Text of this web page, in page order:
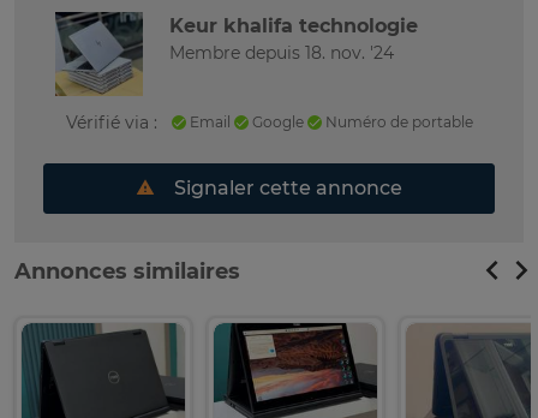
Keur khalifa technologie
Membre depuis 18. nov. '24
Vérifié via : Email Google Numéro de portable
Signaler cette annonce
Annonces similaires